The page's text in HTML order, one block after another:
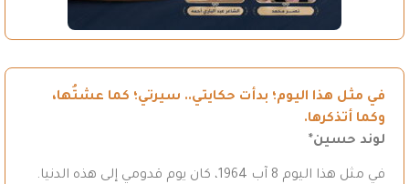
في مثل هذا اليوم؛ بدأت حكايتي.. سيرتي؛ كما عشتُها،
وكما أتذكرها.
لوند حسين*
في مثل هذا اليوم 8 آب 1964، كان يوم قدومي إلى هذه الدنيا.